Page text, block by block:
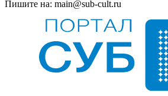
Пишите на: main@sub-cult.ru